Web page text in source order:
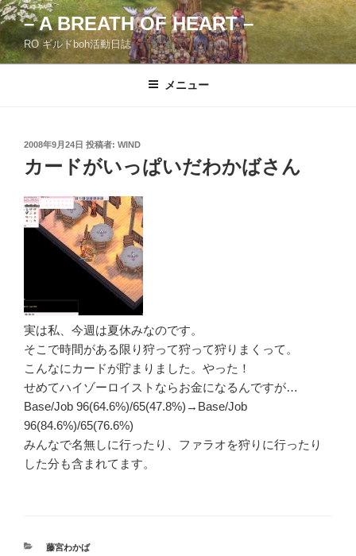
コ
ン
テ
ン
– A BREATH OF HEART –
RO ギルドboh活動日誌
メニュー
投
日:
2008年9月24日 投稿者: WIND
カードがいっぱいだわかばさん
実は私、今週は夏休みなのです。
そこで時間がある限り狩って狩って狩りまくって。
こんなにカードが貯まりました。やった！
せめてハイゾーロイストならお金になるんですが…
Base/Job 96(64.6%)/65(47.8%)→Base/Job
96(84.6%)/65(76.6%)
みんなで名無しに行ったり、ファラオを狩りに行ったり
した分も含まれてます。
カ
藤宮わかば